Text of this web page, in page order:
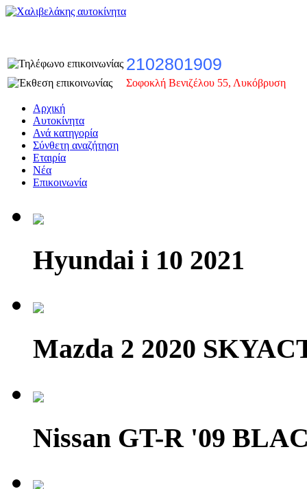
2102801909
Σοφοκλή Βενιζέλου 55, Λυκόβρυση
Αρχική
Αυτοκίνητα
Ανά κατηγορία
Σύνθετη αναζήτηση
Εταιρία
Νέα
Επικοινωνία
Hyundai i 10 2021
Mazda 2 2020
Nissan GT-R '09